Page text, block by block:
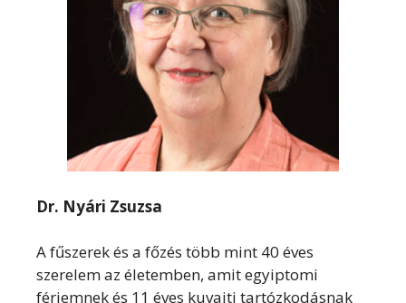
Dr. Nyári Zsuzsa
A fűszerek és a főzés több mint 40 éves
szerelem az életemben, amit egyiptomi
férjemnek és 11 éves kuvaiti tartózkodásnak